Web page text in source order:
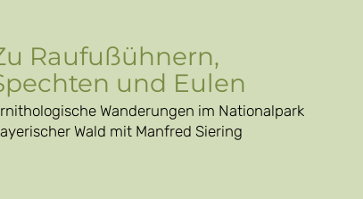
Raufußühnern,
und Eulen
Wanderungen im Nationalpark
Wald mit Manfred Siering